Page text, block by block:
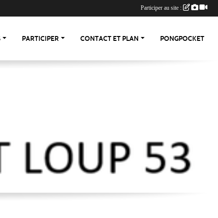
PARTICIPER CONTACT ET PLAN PONGPOCKET
Participer au site :